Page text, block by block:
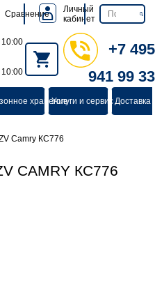
Сравнение
Личный
кабинет
10:00
10:00
+7 495
941 99 33
хранениеУслуги и сервисДоставка
Camry КС776
CAMRY КС776